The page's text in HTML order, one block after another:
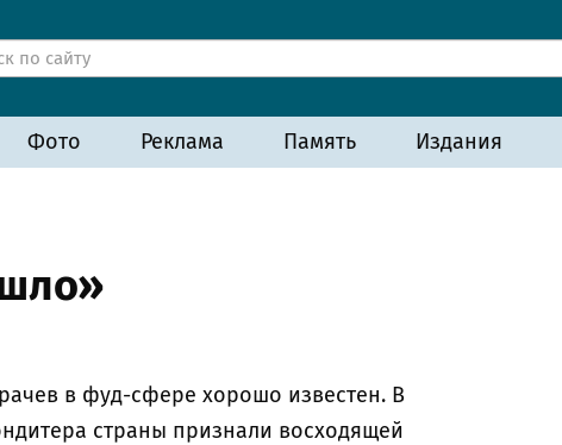
Фото Реклама Память Издания
в фуд-сфере хорошо известен. В
страны признали восходящей